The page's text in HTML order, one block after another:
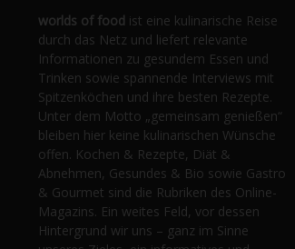
worlds of food ist eine kulinarische Reise
durch das Netz und liefert relevante
Informationen zu gesundem Essen und
Trinken sowie spannende Interviews mit
Spitzenköchen und ihre besten Rezepte.
Unter dem Motto „gemeinsam genießen“
bleiben hier keine kulinarischen Wünsche
offen. Kochen & Rezepte, Diät &
Abnehmen, Gesundes & Bio sowie Gastro
& Gourmet sind die Rubriken des Online-
Magazins. Ein weites Feld, vor dessen
Hintergrund wir uns – ganz im Sinne